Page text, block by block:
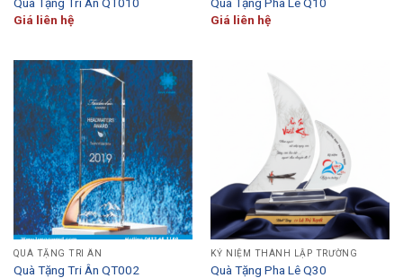
Quà Tặng Tri Ân QT010
Giá liên hệ
Quà Tặng Pha Lê Q10
Giá liên hệ
QUÀ TẶNG TRI ÂN
Quà Tặng Tri Ân QT002
KỶ NIỆM THÀNH LẬP TRƯỜNG
Quà Tặng Pha Lê Q30